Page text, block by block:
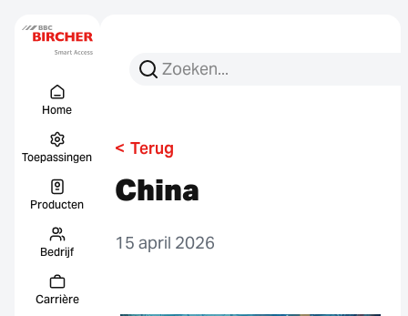
Home
Toepassingen
Producten
Bedrijf
Carrière
Zoeken:
Zoek op
< Terug
China
15 april 2026